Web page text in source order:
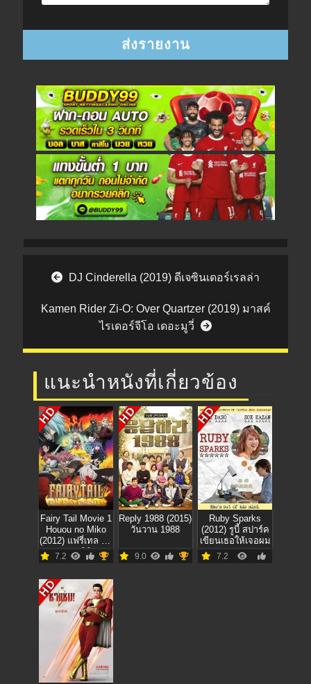
Post navigation
DJ Cinderella (2019) ดีเจซินเดอร์เรลล่า
Kamen Rider Zi-O: Over Quartzer (2019) มาสค์
ไรเดอร์จีโอ เดอะมูวี่
แนะนำหนังที่เกี่ยวข้อง
HD
Fairy Tail Movie 1
Houou no Miko
(2012) แฟรี่เทล ศึก
จอมเวทอภินิหาร
เดอะมูฟวี่ ศึก
วิหคเพลิง
7.2
HD
Reply 1988 (2015)
วันวาน 1988
9.0
HD
Ruby Sparks
(2012) รูบี้ สปาร์ค
เขียนเธอให้เจอผม
7.2
HD